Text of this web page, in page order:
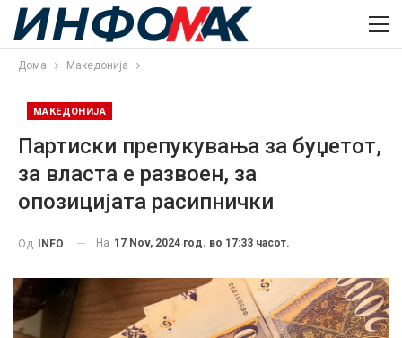
Дома Македонија
МАКЕДОНИЈА
Партиски препукувања за буџетот,
за власта е развоен, за
опозицијата расипнички
Од INFO На 17 Nov, 2024 год. во 17:33 часот.